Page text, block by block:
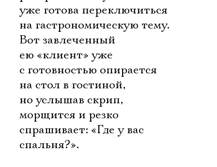
уже готова переключиться
на гастрономическую тему.
Вот завлеченный
ею «клиент» уже
с готовностью опирается
на стол в гостиной,
но услышав скрип,
морщится и резко
спрашивает: «Где у вас
спальня?».